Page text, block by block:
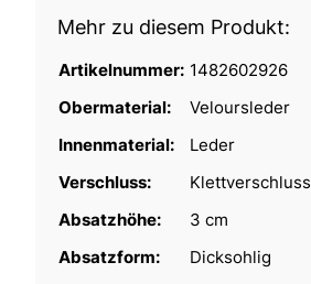
Mehr zu diesem Produkt:
Artikelnummer: 1482602926
Obermaterial:
Veloursleder
Innenmaterial:
Leder
Verschluss:
Klettverschluss
Absatzhöhe:
3 cm
Absatzform:
Dicksohlig